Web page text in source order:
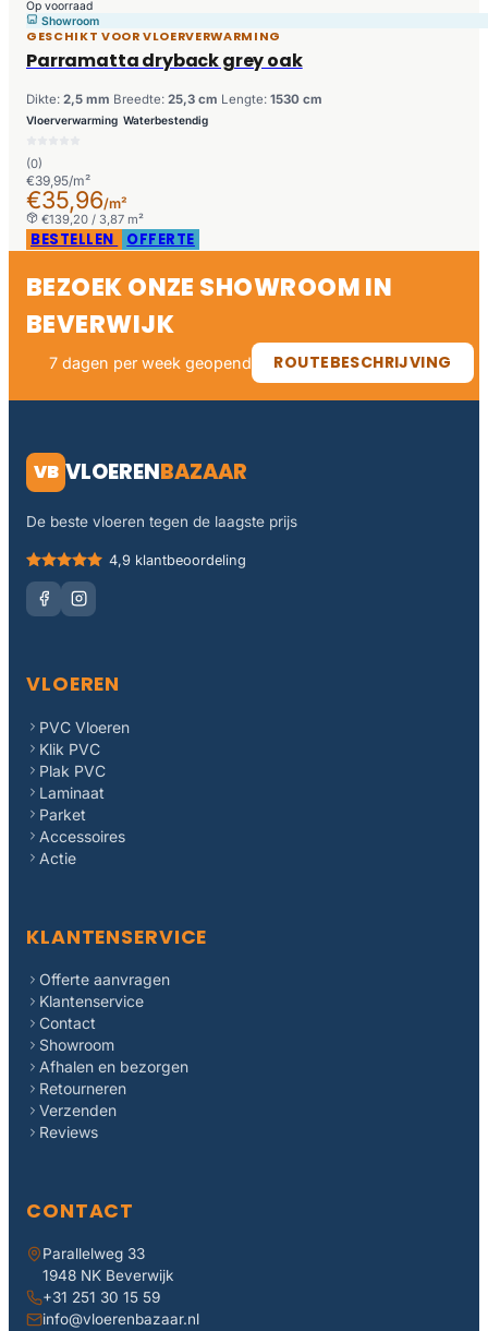
Op voorraad
Showroom
GESCHIKT VOOR VLOERVERWARMING
Parramatta dryback grey oak
Dikte: 2,5 mm Breedte: 25,3 cm Lengte: 1530 cm
Vloerverwarming Waterbestendig
(0)
€39,95/m²
€35,96/m²
€139,20 / 3,87 m²
BESTELLEN OFFERTE
BEZOEK ONZE SHOWROOM IN
BEVERWIJK
7 dagen per week geopend ROUTEBESCHRIJVING
VB VLOERENBAZAAR
De beste vloeren tegen de laagste prijs
4,9 klantbeoordeling
VLOEREN
PVC Vloeren
Klik PVC
Plak PVC
Laminaat
Parket
Accessoires
Actie
KLANTENSERVICE
Offerte aanvragen
Klantenservice
Contact
Showroom
Afhalen en bezorgen
Retourneren
Verzenden
Reviews
CONTACT
Parallelweg 33
1948 NK Beverwijk
+31 251 30 15 59
info@vloerenbazaar.nl